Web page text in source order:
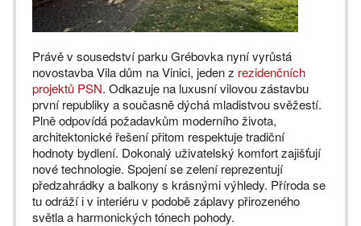
Právě v sousedství parku Grébovka nyní vyrůstá
novostavba Vila dům na Vinici, jeden z rezidenčních
projektů PSN. Odkazuje na luxusní vilovou zástavbu
první republiky a současně dýchá mladistvou svěžestí.
Plně odpovídá požadavkům moderního života,
architektonické řešení přitom respektuje tradiční
hodnoty bydlení. Dokonalý uživatelský komfort zajišťují
nové technologie. Spojení se zelení reprezentují
předzahrádky a balkony s krásnými výhledy. Příroda se
tu odráží i v interiéru v podobě záplavy přirozeného
světla a harmonických tónech pohody.